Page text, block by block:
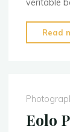
véritable
Read
Eolo